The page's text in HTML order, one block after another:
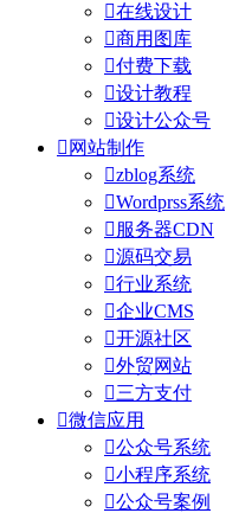
在线设计
商用图库
付费下载
设计教程
设计公众号
 网站制作
zblog系统
Wordprss系统
 服务器CDN
源码交易
行业系统
企业CMS
开源社区
外贸网站
三方支付
微信应用
公众号系统
小程序系统
公众号案例